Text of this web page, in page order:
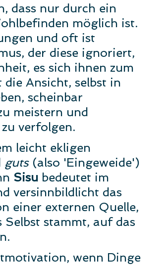
dass nur durch ein
möglich ist.
und oft ist
der diese ignoriert,
es sich ihnen zum
die Ansicht, selbst in
scheinbar
meistern und
verfolgen.
leicht ekligen
guts (also 'Eingeweide')
Sisu bedeutet im
versinnbildlicht das
einer externen Quelle,
Selbst stammt, auf das
wenn Dinge